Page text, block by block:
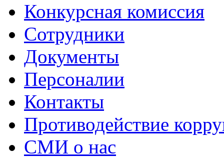
Конкурсная комиссия
Сотрудники
Документы
Персоналии
Контакты
Противодействие
СМИ о нас